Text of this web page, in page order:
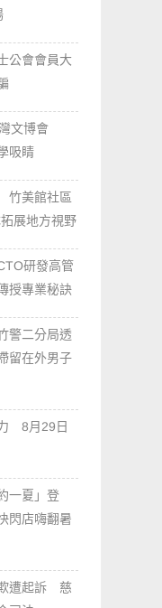
公會會員大
文博會
吸睛
竹美館社區
展地方視野
研發高管
授專業秘訣
警二分局透
留在外男子
8月29日
一夏」登
閃店嗨翻暑
遭起訴 慈